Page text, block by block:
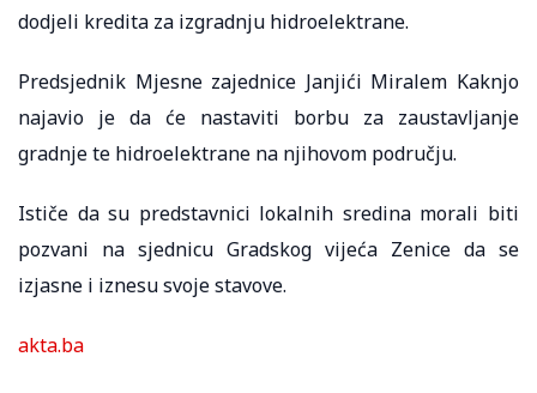
dodjeli kredita za izgradnju hidroelektrane.
Predsjednik Mjesne zajednice Janjići Miralem Kaknjo
najavio je da će nastaviti borbu za zaustavljanje
gradnje te hidroelektrane na njihovom području.
Ističe da su predstavnici lokalnih sredina morali biti
pozvani na sjednicu Gradskog vijeća Zenice da se
izjasne i iznesu svoje stavove.
akta.ba